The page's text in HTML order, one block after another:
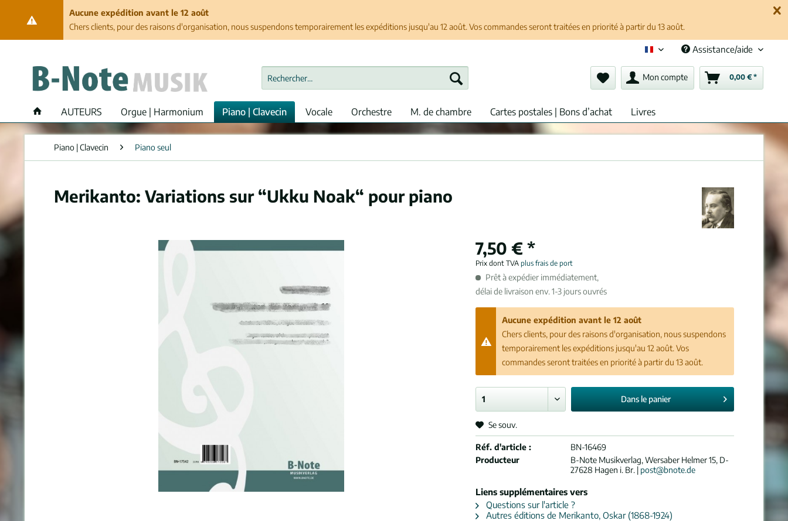
Aucune expédition avant le 12 août
Chers clients, pour des raisons d'organisation, nous suspendons temporairement les expéditions jusqu'au 12 août. Vos commandes seront traitées en priorité à partir du 13 août.
Français (fr)Assistance/aide
Mon compte 0,00 € *
AUTEURS Orgue | Harmonium Piano | Clavecin Vocale Orchestre M. de chambre Cartes postales | Bons d’achat Livres
Piano | Clavecin Piano seul
Merikanto: Variations sur “Ukku Noak“ pour piano
7,50 € *
Prix dont TVAplus frais de port
Prêt à expédier immédiatement,
délai de livraison env. 1-3 jours ouvrés
Aucune expédition avant le 12 août
Chers clients, pour des raisons d'organisation, nous suspendons
temporairement les expéditions jusqu'au 12 août. Vos
commandes seront traitées en priorité à partir du 13 août.
Dans le panier
Se souv.
Réf. d'article :
BN-16469
Producteur
B-Note Musikverlag, Wersaber Helmer 15, D-
27628 Hagen i. Br. | post@bnote.de
Liens supplémentaires vers
Questions sur l'article ?
Autres éditions de Merikanto, Oskar (1868-1924)